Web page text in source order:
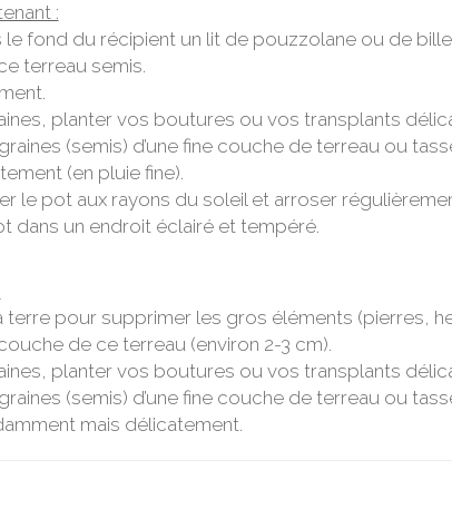
:
le fond du récipient un lit de pouzzolane ou de
terreau semis.
planter vos boutures ou vos transplants
(semis) d’une fine couche de terreau ou
(en pluie fine).
le pot aux rayons du soleil et arroser
dans un endroit éclairé et tempéré.
terre pour supprimer les gros éléments (pierres,
de ce terreau (environ 2-3 cm).
planter vos boutures ou vos transplants
(semis) d’une fine couche de terreau ou
mais délicatement.